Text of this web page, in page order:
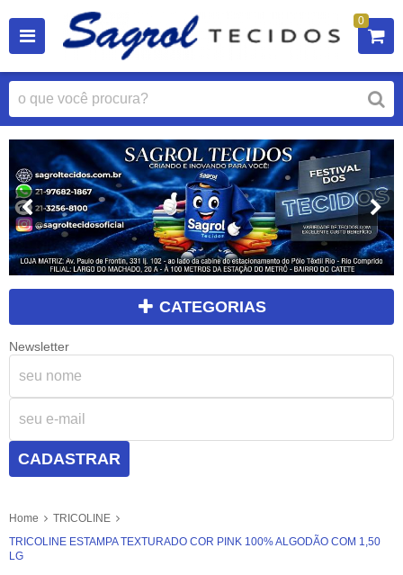
0
CATEGORIAS
Newsletter
CADASTRAR
Home
TRICOLINE
TRICOLINE ESTAMPA TEXTURADO COR PINK 100% ALGODÃO COM 1,50
LG